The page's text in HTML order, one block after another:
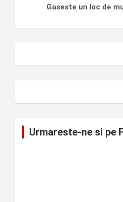
Gaseste un loc de
Urmareste-ne si pe